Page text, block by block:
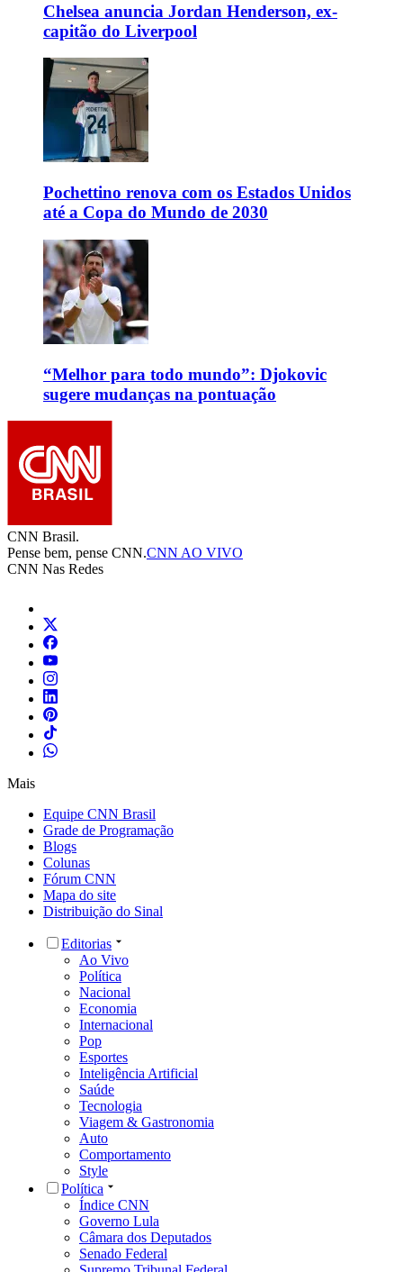
Chelsea anuncia Jordan Henderson, ex-
capitão do Liverpool
Pochettino renova com os Estados Unidos
até a Copa do Mundo de 2030
“Melhor para todo mundo”: Djokovic
sugere mudanças na pontuação
CNN Brasil.
Pense bem, pense CNN.CNN AO VIVO
CNN Nas Redes
Mais
Equipe CNN Brasil
Grade de Programação
Blogs
Colunas
Fórum CNN
Mapa do site
Distribuição do Sinal
Editorias
Ao Vivo
Política
Nacional
Economia
Internacional
Pop
Esportes
Inteligência Artificial
Saúde
Tecnologia
Viagem & Gastronomia
Auto
Comportamento
Style
Política
Índice CNN
Governo Lula
Câmara dos Deputados
Senado Federal